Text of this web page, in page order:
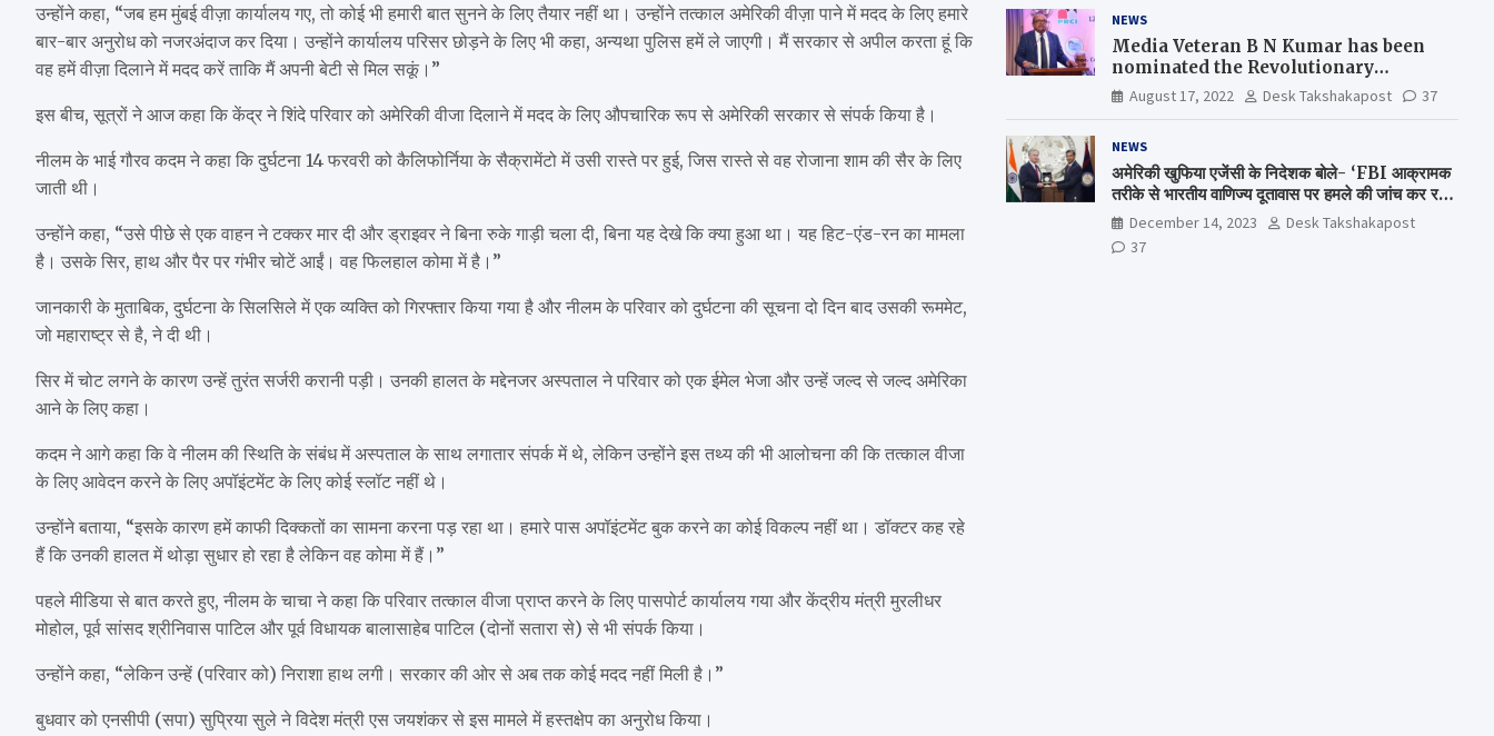
उन्होंने कहा, “जब हम मुंबई वीज़ा कार्यालय गए, तो कोई भी हमारी बात सुनने के लिए तैयार नहीं था। उन्होंने तत्काल अमेरिकी वीज़ा पाने में मदद के लिए हमारे
बार-बार अनुरोध को नजरअंदाज कर दिया। उन्होंने कार्यालय परिसर छोड़ने के लिए भी कहा, अन्यथा पुलिस हमें ले जाएगी। मैं सरकार से अपील करता हूं कि
वह हमें वीज़ा दिलाने में मदद करें ताकि मैं अपनी बेटी से मिल सकूं।”
इस बीच, सूत्रों ने आज कहा कि केंद्र ने शिंदे परिवार को अमेरिकी वीजा दिलाने में मदद के लिए औपचारिक रूप से अमेरिकी सरकार से संपर्क किया है।
नीलम के भाई गौरव कदम ने कहा कि दुर्घटना 14 फरवरी को कैलिफोर्निया के सैक्रामेंटो में उसी रास्ते पर हुई, जिस रास्ते से वह रोजाना शाम की सैर के लिए
जाती थी।
उन्होंने कहा, “उसे पीछे से एक वाहन ने टक्कर मार दी और ड्राइवर ने बिना रुके गाड़ी चला दी, बिना यह देखे कि क्या हुआ था। यह हिट-एंड-रन का मामला
है। उसके सिर, हाथ और पैर पर गंभीर चोटें आईं। वह फिलहाल कोमा में है।”
जानकारी के मुताबिक, दुर्घटना के सिलसिले में एक व्यक्ति को गिरफ्तार किया गया है और नीलम के परिवार को दुर्घटना की सूचना दो दिन बाद उसकी रूममेट,
जो महाराष्ट्र से है, ने दी थी।
सिर में चोट लगने के कारण उन्हें तुरंत सर्जरी करानी पड़ी। उनकी हालत के मद्देनजर अस्पताल ने परिवार को एक ईमेल भेजा और उन्हें जल्द से जल्द अमेरिका
आने के लिए कहा।
कदम ने आगे कहा कि वे नीलम की स्थिति के संबंध में अस्पताल के साथ लगातार संपर्क में थे, लेकिन उन्होंने इस तथ्य की भी आलोचना की कि तत्काल वीजा
के लिए आवेदन करने के लिए अपॉइंटमेंट के लिए कोई स्लॉट नहीं थे।
उन्होंने बताया, “इसके कारण हमें काफी दिक्कतों का सामना करना पड़ रहा था। हमारे पास अपॉइंटमेंट बुक करने का कोई विकल्प नहीं था। डॉक्टर कह रहे
हैं कि उनकी हालत में थोड़ा सुधार हो रहा है लेकिन वह कोमा में हैं।”
पहले मीडिया से बात करते हुए, नीलम के चाचा ने कहा कि परिवार तत्काल वीजा प्राप्त करने के लिए पासपोर्ट कार्यालय गया और केंद्रीय मंत्री मुरलीधर
मोहोल, पूर्व सांसद श्रीनिवास पाटिल और पूर्व विधायक बालासाहेब पाटिल (दोनों सतारा से) से भी संपर्क किया।
उन्होंने कहा, “लेकिन उन्हें (परिवार को) निराशा हाथ लगी। सरकार की ओर से अब तक कोई मदद नहीं मिली है।”
बुधवार को एनसीपी (सपा) सुप्रिया सुले ने विदेश मंत्री एस जयशंकर से इस मामले में हस्तक्षेप का अनुरोध किया।
NEWS
Media Veteran B N Kumar has been
nominated the Revolutionary
Comrade Shiv Varma Media Award
2022-23
August 17, 2022 Desk Takshakapost 37
NEWS
अमेरिकी खुफिया एजेंसी के निदेशक बोले- ‘FBI आक्रामक
तरीके से भारतीय वाणिज्य दूतावास पर हमले की जांच कर रही
है’ December 14, 2023
Desk Takshakapost
37